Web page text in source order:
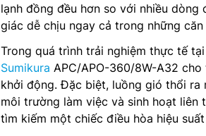
lạnh đồng đều hơn so với nhiều
giác dễ chịu ngay cả trong những
Trong quá trình trải nghiệm thực tế
Sumikura APC/APO-360/8W-A32
khởi động. Đặc biệt, luồng gió thổi ra
môi trường làm việc và sinh hoạt
tìm kiếm một chiếc điều hòa hiệu